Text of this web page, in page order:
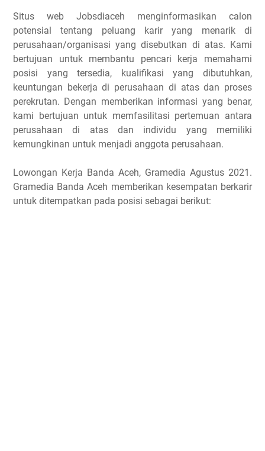
Situs web Jobsdiaceh menginformasikan calon
potensial tentang peluang karir yang menarik di
perusahaan/organisasi yang disebutkan di atas. Kami
bertujuan untuk membantu pencari kerja memahami
posisi yang tersedia, kualifikasi yang dibutuhkan,
keuntungan bekerja di perusahaan di atas dan proses
perekrutan. Dengan memberikan informasi yang benar,
kami bertujuan untuk memfasilitasi pertemuan antara
perusahaan di atas dan individu yang memiliki
kemungkinan untuk menjadi anggota perusahaan.
Lowongan Kerja Banda Aceh, Gramedia Agustus 2021.
Gramedia Banda Aceh memberikan kesempatan berkarir
untuk ditempatkan pada posisi sebagai berikut: